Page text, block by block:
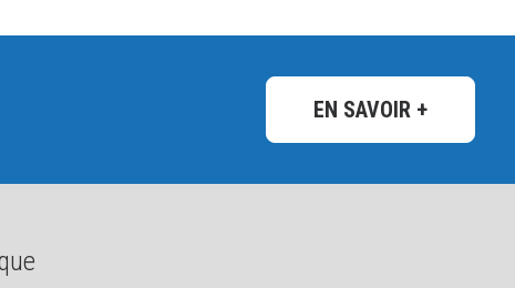
EN SAVOIR +